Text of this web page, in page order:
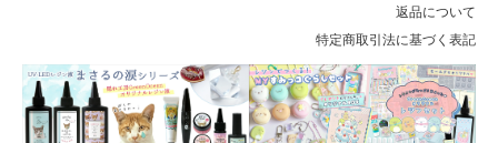
返品について
特定商取引法に基づく表記